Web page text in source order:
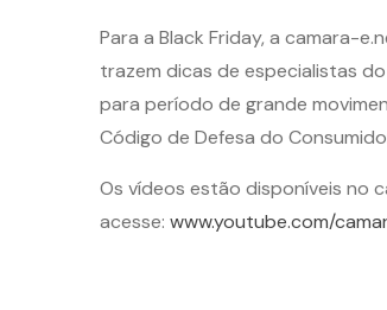
Para a Black Friday, a camara-
trazem dicas de especialistas
para período de grande
Código de Defesa do
Os vídeos estão disponíveis no
acesse: www.youtube.com/